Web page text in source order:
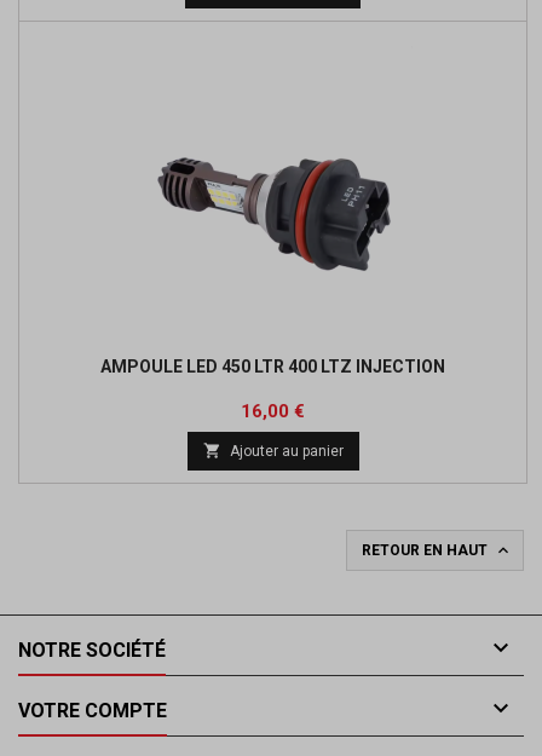
AMPOULE LED 450 LTR 400 LTZ INJECTION
Prix
16,00 €
 Ajouter au panier
RETOUR EN HAUT 
NOTRE SOCIÉTÉ 
VOTRE COMPTE 